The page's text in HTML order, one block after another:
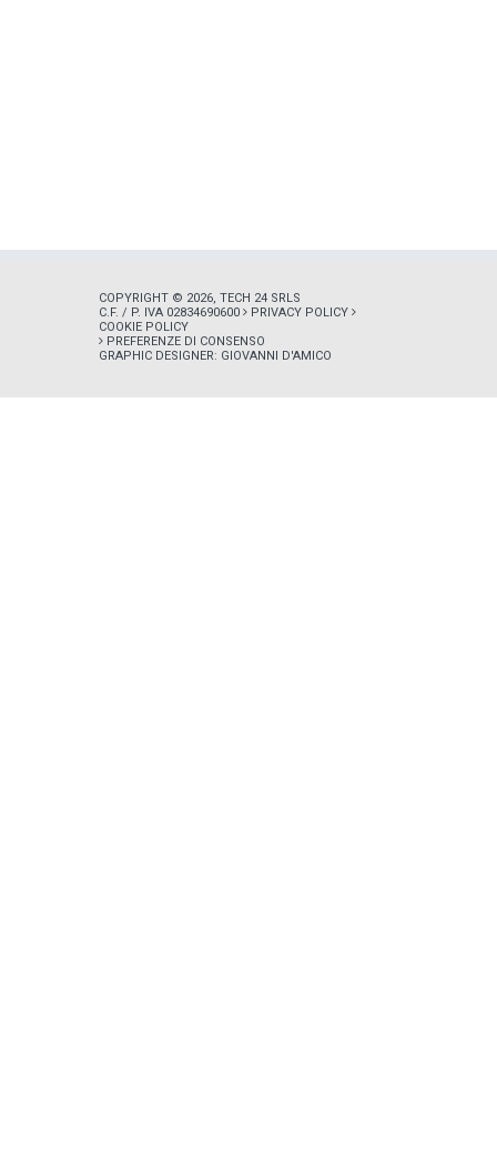
COPYRIGHT © 2026, TECH 24 SRLS
C.F. / P. IVA 02834690600
PRIVACY POLICY
COOKIE POLICY
PREFERENZE DI CONSENSO
GRAPHIC DESIGNER: GIOVANNI D'AMICO